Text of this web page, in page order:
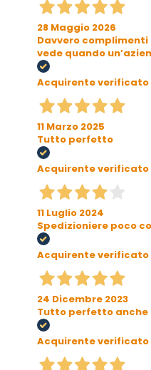
28 Maggio 2026
Davvero
vede quando
Acquirente verificato
11 Marzo 2025
Tutto perfetto
Acquirente verificato
11 Luglio 2024
Spedizioniere poco
Acquirente verificato
24 Dicembre 2023
Tutto perfetto anche
Acquirente verificato